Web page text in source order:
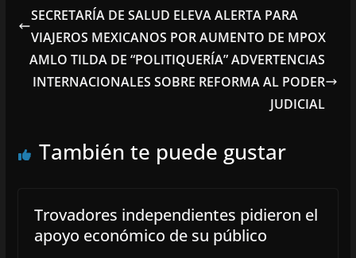
SECRETARÍA DE SALUD ELEVA ALERTA PARA
VIAJEROS MEXICANOS POR AUMENTO DE MPOX
AMLO TILDA DE “POLITIQUERÍA” ADVERTENCIAS
INTERNACIONALES SOBRE REFORMA AL PODER
JUDICIAL
También te puede gustar
Trovadores independientes pidieron el
apoyo económico de su público